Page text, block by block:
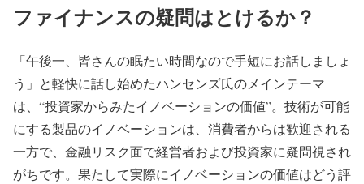
ファイナンスの疑問はとけるか？
「午後一、皆さんの眠たい時間なので手短にお話しましょ
う」と軽快に話し始めたハンセンズ氏のメインテーマ
は、“投資家からみたイノベーションの価値”。技術が可能
にする製品のイノベーションは、消費者からは歓迎される
一方で、金融リスク面で経営者および投資家に疑問視され
がちです。果たして実際にイノベーションの価値はどう評